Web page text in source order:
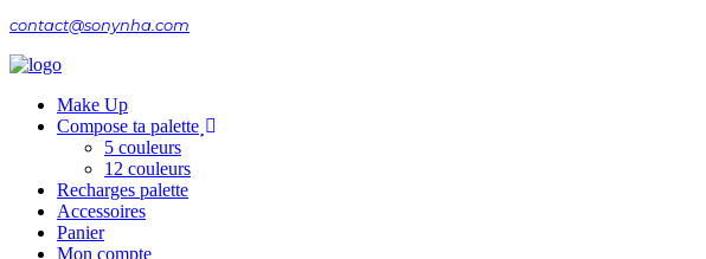
contact@sonynha.com
Make Up
Compose ta palette
5 couleurs
12 couleurs
Recharges palette
Accessoires
Panier
Mon compte